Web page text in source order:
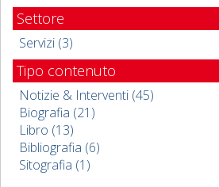
Settore
Servizi (3)
Tipo contenuto
Notizie & Interventi (45)
Biografia (21)
Libro (13)
Bibliografia (6)
Sitografia (1)